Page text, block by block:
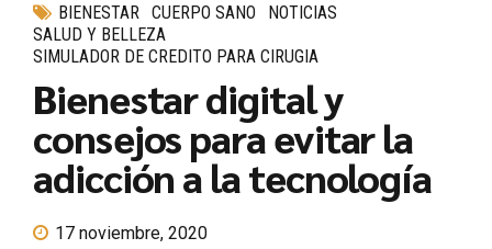
BIENESTAR CUERPO SANO
NOTICIAS
SALUD Y BELLEZA
SIMULADOR DE CREDITO PARA CIRUGIA
Bienestar digital y
consejos para evitar la
adicción a la tecnología
17 noviembre, 2020